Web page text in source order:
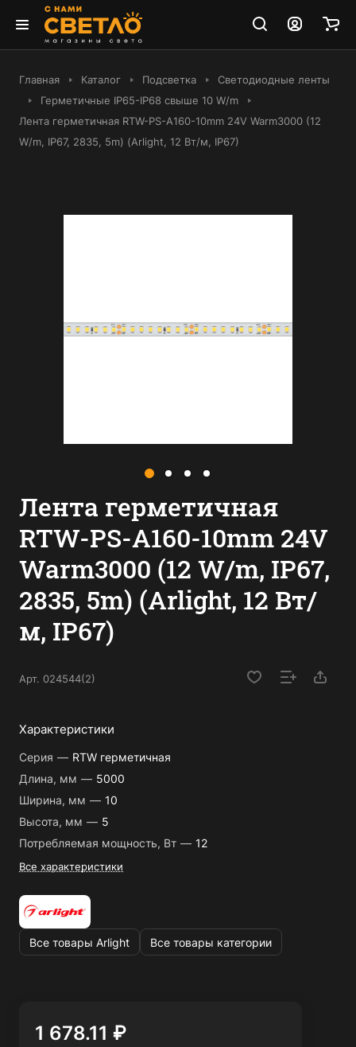
Главная Каталог Подсветка
Светодиодные ленты
Герметичные IP65-IP68 свыше 10 W/m
Лента герметичная RTW-PS-A160-10mm 24V Warm3000 (12
W/m, IP67, 2835, 5m) (Arlight, 12 Вт/м, IP67)
Лента герметичная
RTW-PS-A160-10mm 24V
Warm3000 (12 W/m, IP67,
2835, 5m) (Arlight, 12 Вт/
м, IP67)
Арт. 024544(2)
Характеристики
Серия — RTW герметичная
Длина, мм — 5000
Ширина, мм — 10
Высота, мм — 5
Потребляемая мощность, Вт — 12
Все характеристики
Все товары Arlight Все товары категории
1 678.11 ₽